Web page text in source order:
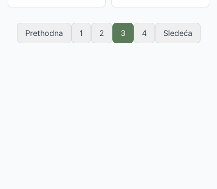
fotelju dobijate i tabure
može koristiti i u...
Prethodna 1 2 3 4 Sledeća